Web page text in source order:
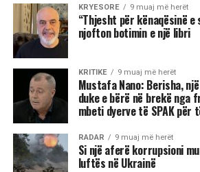
KRYESORE 9 muaj më herët
“Thjesht për kënaqësinë e
njofton botimin e një libri
KRITIKE 9 muaj më herët
Mustafa Nano: Berisha,
duke e bërë në brekë nga
mbeti dyerve të SPAK
RADAR 9 muaj më herët
Si një aferë korrupsioni
luftës në Ukrainë